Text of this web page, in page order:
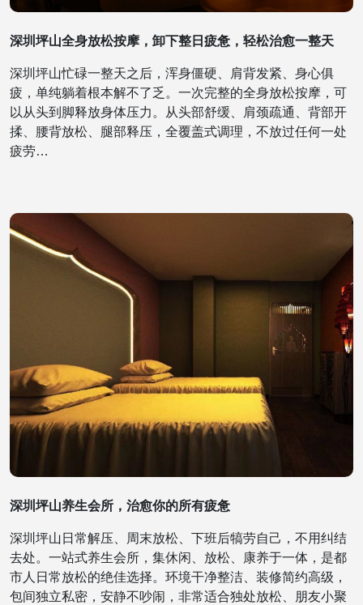
深圳坪山全身放松按摩，卸下整日疲惫，轻松治愈一整天
深圳坪山忙碌一整天之后，浑身僵硬、肩背发紧、身心俱
疲，单纯躺着根本解不了乏。一次完整的全身放松按摩，可
以从头到脚释放身体压力。从头部舒缓、肩颈疏通、背部开
揉、腰背放松、腿部释压，全覆盖式调理，不放过任何一处
疲劳…
深圳坪山养生会所，治愈你的所有疲惫
深圳坪山日常解压、周末放松、下班后犒劳自己，不用纠结
去处。一站式养生会所，集休闲、放松、康养于一体，是都
市人日常放松的绝佳选择。环境干净整洁、装修简约高级，
包间独立私密，安静不吵闹，非常适合独处放松、朋友小聚